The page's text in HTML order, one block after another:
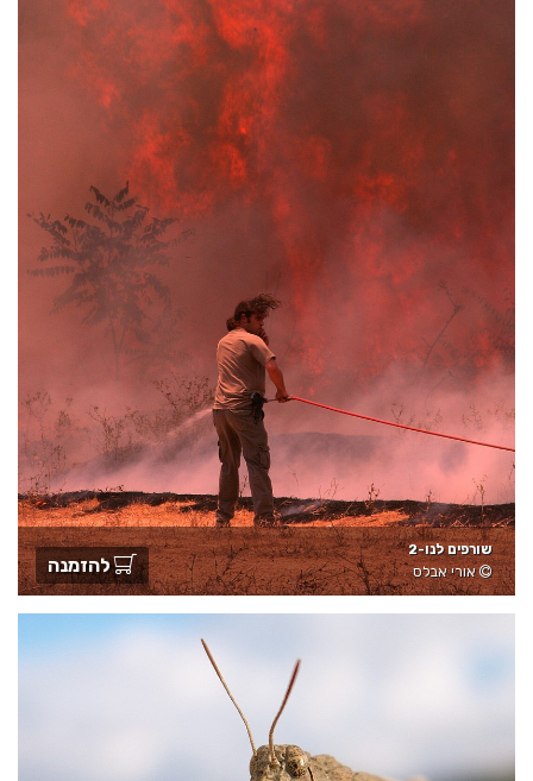
שורפים לנו-2
אורי אבלס
להזמנה